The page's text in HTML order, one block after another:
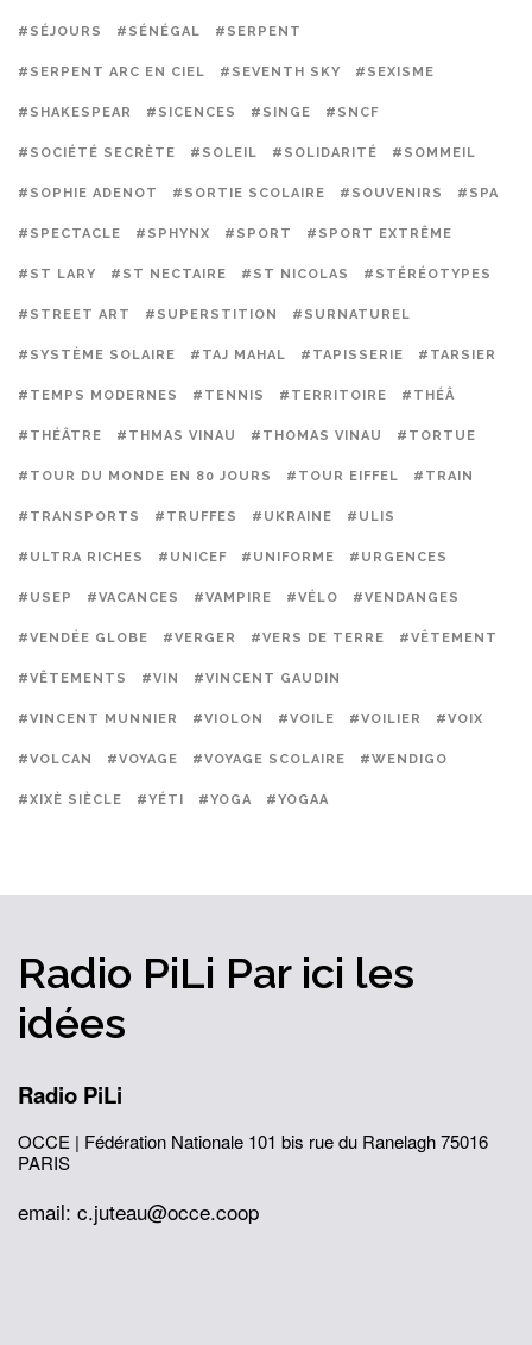
#SÉJOURS #SÉNÉGAL #SERPENT
#SERPENT ARC EN CIEL #SEVENTH SKY #SEXISME
#SHAKESPEAR #SICENCES #SINGE #SNCF
#SOCIÉTÉ SECRÈTE #SOLEIL #SOLIDARITÉ #SOMMEIL
#SOPHIE ADENOT #SORTIE SCOLAIRE #SOUVENIRS #SPA
#SPECTACLE #SPHYNX #SPORT #SPORT EXTRÊME
#ST LARY #ST NECTAIRE #ST NICOLAS #STÉRÉOTYPES
#STREET ART #SUPERSTITION #SURNATUREL
#SYSTÈME SOLAIRE #TAJ MAHAL #TAPISSERIE #TARSIER
#TEMPS MODERNES #TENNIS #TERRITOIRE #THÉÂ
#THÉÂTRE #THMAS VINAU #THOMAS VINAU #TORTUE
#TOUR DU MONDE EN 80 JOURS #TOUR EIFFEL #TRAIN
#TRANSPORTS #TRUFFES #UKRAINE #ULIS
#ULTRA RICHES #UNICEF #UNIFORME #URGENCES
#USEP #VACANCES #VAMPIRE #VÉLO #VENDANGES
#VENDÉE GLOBE #VERGER #VERS DE TERRE #VÊTEMENT
#VÊTEMENTS #VIN #VINCENT GAUDIN
#VINCENT MUNNIER #VIOLON #VOILE #VOILIER #VOIX
#VOLCAN #VOYAGE #VOYAGE SCOLAIRE #WENDIGO
#XIXÈ SIÈCLE #YÉTI #YOGA #YOGAA
Radio PiLi Par ici les
idées
Radio PiLi
OCCE | Fédération Nationale 101 bis rue du Ranelagh75016
PARIS
email: c.juteau@occe.coop